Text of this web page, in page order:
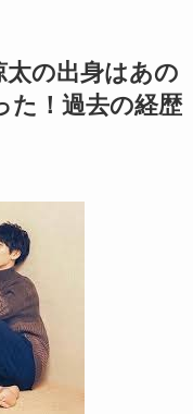
太の出身はあの
た！過去の経歴